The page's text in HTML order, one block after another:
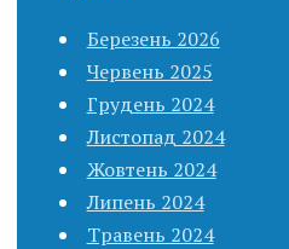
Березень 2026
Червень 2025
Грудень 2024
Листопад 2024
Жовтень 2024
Липень 2024
Травень 2024